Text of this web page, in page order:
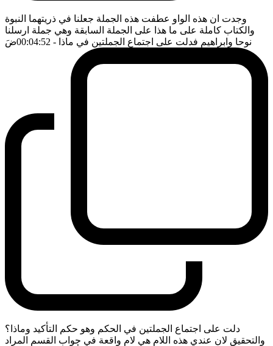
وجدت ان هذه الواو عطفت هذه الجملة جعلنا في ذريتهما النبوة
والكتاب كاملة على ما هذا على الجملة السابقة وهي جملة ارسلنا
نوحا وابراهيم فدلت على اجتماع الجملتين في ماذا - 00:04:52 ضَ
دلت على اجتماع الجملتين في الحكم وهو حكم التأكيد وماذا؟
والتحقيق لان عندي هذه اللام هي لام واقعة في جواب القسم المراد